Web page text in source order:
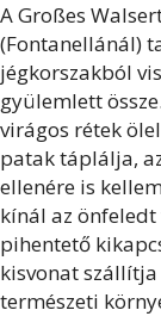
A Großes
(Fontanellánál)
jégkorszakból
gyülemlett
virágos rétek
patak táplálja,
ellenére is
kínál az
pihentető
kisvonat
természeti